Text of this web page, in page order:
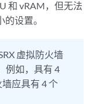
和 vRAM，但无法
设置。
虚拟防火墙
例如，具有 4
应具有 4 个